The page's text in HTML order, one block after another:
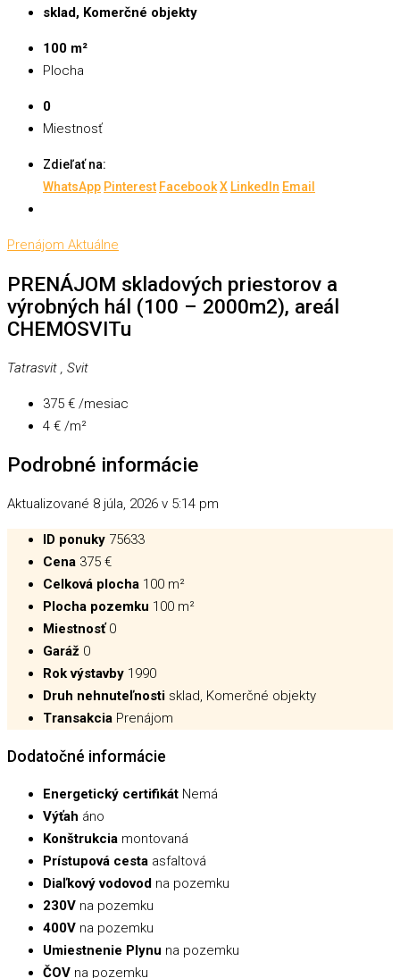
sklad, Komerčné objekty
100 m²
Plocha
0
Miestnosť
Zdieľať na:
WhatsApp Pinterest FacebookX LinkedIn Email
Prenájom Aktuálne
PRENÁJOM skladových priestorov a
výrobných hál (100 – 2000m2), areál
CHEMOSVITu
Tatrasvit , Svit
375 € /mesiac
4 € /m²
Podrobné informácie
Aktualizované 8 júla, 2026 v 5:14 pm
ID ponuky 75633
Cena 375 €
Celková plocha 100 m²
Plocha pozemku 100 m²
Miestnosť 0
Garáž 0
Rok výstavby 1990
Druh nehnuteľnosti sklad, Komerčné objekty
Transakcia Prenájom
Dodatočné informácie
Energetický certifikát Nemá
Výťah áno
Konštrukcia montovaná
Prístupová cesta asfaltová
Diaľkový vodovod na pozemku
230V na pozemku
400V na pozemku
Umiestnenie Plynu na pozemku
ČOV na pozemku